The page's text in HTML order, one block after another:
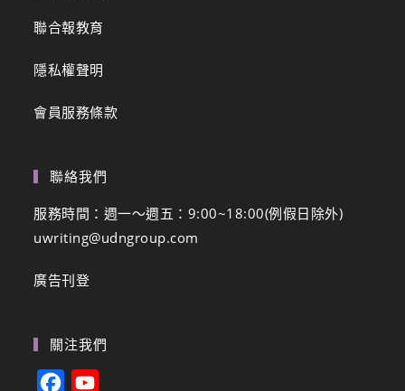
聯合報教育
隱私權聲明
會員服務條款
聯絡我們
服務時間：週一～週五：9:00~18:00(例假日除外)
uwriting@udngroup.com
廣告刊登
關注我們